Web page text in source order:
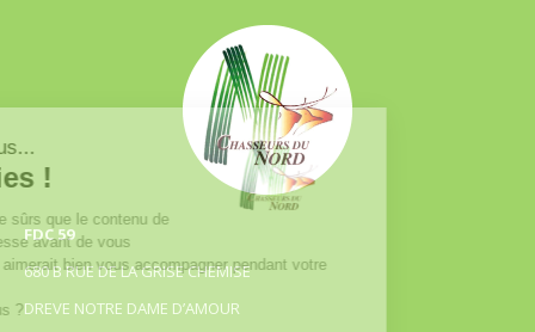
FDC 59
680 B RUE DE LA GRISE CHEMISE
DREVE NOTRE DAME D’AMOUR